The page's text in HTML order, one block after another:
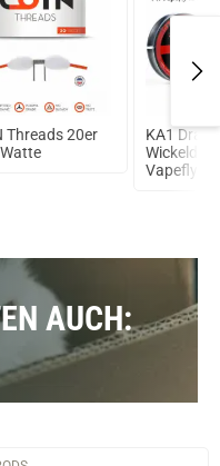
Threads 20er
KA1
Vapefly
AUCH: